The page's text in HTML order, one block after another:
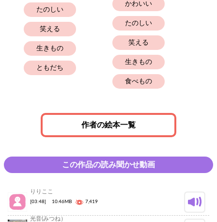
たのしい
笑える
生きもの
ともだち
かわいい
たのしい
笑える
生きもの
食べもの
作者の絵本一覧
この作品の読み聞かせ動画
りりここ
[03:48] 10.46MB 7,419
光音(みつね）